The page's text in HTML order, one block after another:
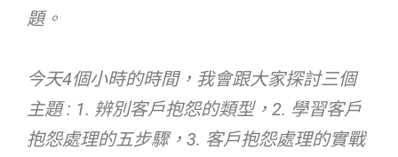
題。
今天4個小時的時間，我會跟大家探討三個
主題 : 1. 辨別客戶抱怨的類型，2. 學習客戶
抱怨處理的五步驟，3. 客戶抱怨處理的實戰